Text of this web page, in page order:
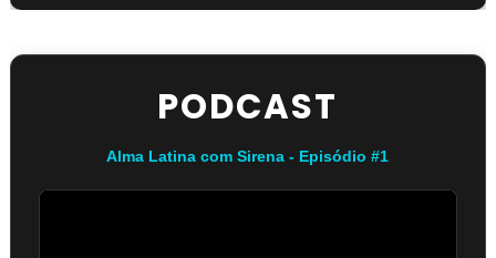
PODCAST
Alma Latina com Sirena - Episódio #1